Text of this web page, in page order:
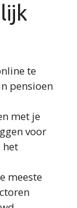
te
pensioen
met je
voor
het
meeste